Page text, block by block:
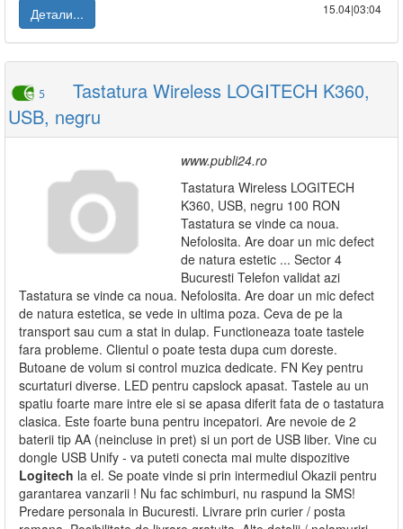
Детали...
15.04|03:04
5
Tastatura Wireless LOGITECH K360,
USB, negru
www.publi24.ro
Tastatura Wireless LOGITECH
K360, USB, negru 100 RON
Tastatura se vinde ca noua.
Nefolosita. Are doar un mic defect
de natura estetic ... Sector 4
Bucuresti Telefon validat azi
Tastatura se vinde ca noua. Nefolosita. Are doar un mic defect
de natura estetica, se vede in ultima poza. Ceva de pe la
transport sau cum a stat in dulap. Functioneaza toate tastele
fara probleme. Clientul o poate testa dupa cum doreste.
Butoane de volum si control muzica dedicate. FN Key pentru
scurtaturi diverse. LED pentru capslock apasat. Tastele au un
spatiu foarte mare intre ele si se apasa diferit fata de o tastatura
clasica. Este foarte buna pentru incepatori. Are nevoie de 2
baterii tip AA (neincluse in pret) si un port de USB liber. Vine cu
dongle USB Unify - va puteti conecta mai multe dispozitive
Logitech la el. Se poate vinde si prin intermediul Okazii pentru
garantarea vanzarii ! Nu fac schimburi, nu raspund la SMS!
Predare personala in Bucuresti. Livrare prin curier / posta